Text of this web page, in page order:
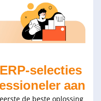
selecties
aan
de beste oplossing